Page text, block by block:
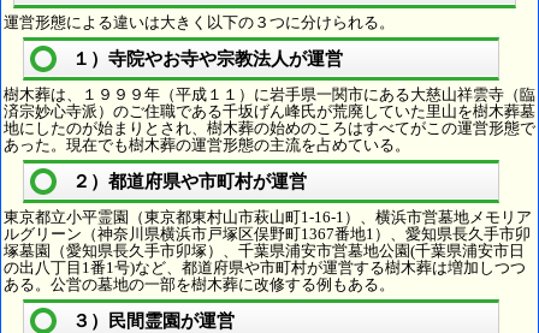
運営形態による違いは大きく以下の３つに分けられる。
１）寺院やお寺や宗教法人が運営
樹木葬は、１９９９年（平成１１）に岩手県一関市にある大慈山祥雲寺（臨
済宗妙心寺派）のご住職である千坂げん峰氏が荒廃していた里山を樹木葬墓
地にしたのが始まりとされ、樹木葬の始めのころはすべてがこの運営形態で
あった。現在でも樹木葬の運営形態の主流を占めている。
２）都道府県や市町村が運営
東京都立小平霊園（東京都東村山市萩山町1-16-1）、横浜市営墓地メモリア
ルグリーン（神奈川県横浜市戸塚区俣野町1367番地1）、愛知県長久手市卯
塚墓園（愛知県長久手市卯塚）、千葉県浦安市営墓地公園(千葉県浦安市日
の出八丁目1番1号)など、都道府県や市町村が運営する樹木葬は増加しつつ
ある。公営の墓地の一部を樹木葬に改修する例もある。
３）民間霊園が運営